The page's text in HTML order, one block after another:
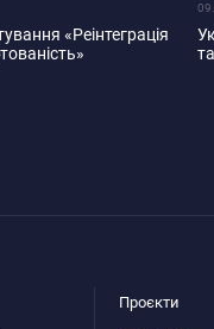
«Реінтеграція
Проєкти